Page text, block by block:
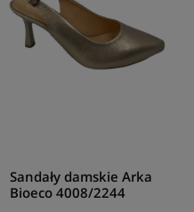
Sandały damskie Arka
Bioeco 4008/2244